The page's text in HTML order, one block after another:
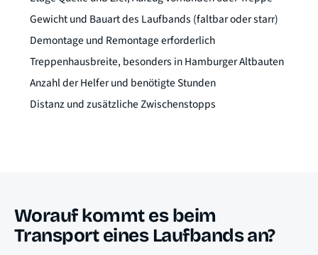
Gewicht und Bauart des Laufbands (faltbar oder starr)
Demontage und Remontage erforderlich
Treppenhausbreite, besonders in Hamburger Altbauten
Anzahl der Helfer und benötigte Stunden
Distanz und zusätzliche Zwischenstopps
Worauf kommt es beim
Transport eines Laufbands an?